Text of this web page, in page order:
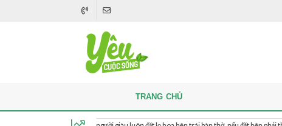
TRANG CHỦ